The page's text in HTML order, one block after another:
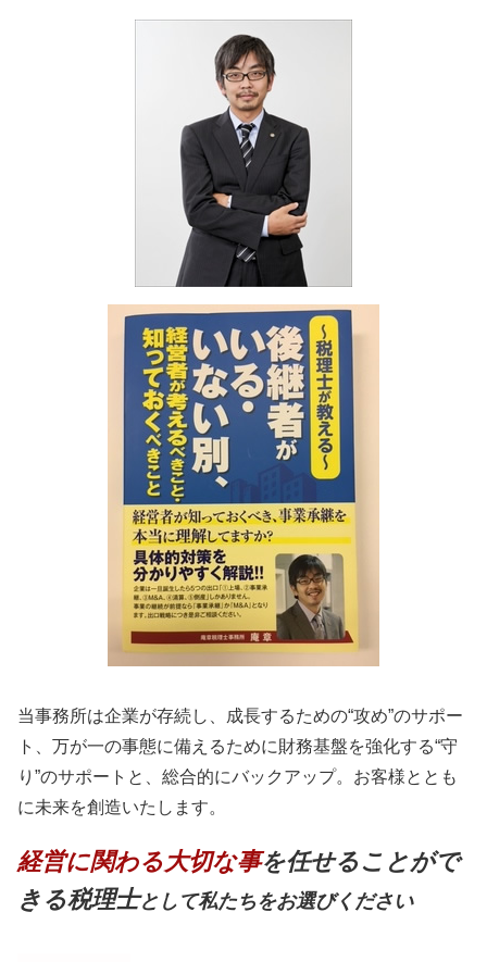
助成金 個人事業主
創業融資 サポート
相続税 時効
相続税 節税 不動産
相続税 わかりやすく
決算業務 滋賀県
医療法人設立支援・顧問 加古川市
融資・助成金 明石市
融資・助成金 兵庫県
融資・助成金 京都府
決算業務 姫路市
相続 大阪府
税務相談 京都府
当事務所は企業が存続し、成長するための“攻め”のサポー
ト、万が一の事態に備えるために財務基盤を強化する“守
り”のサポートと、総合的にバックアップ。お客様ととも
に未来を創造いたします。
経営に関わる大切な事を任せることがで
きる税理士として私たちをお選びください